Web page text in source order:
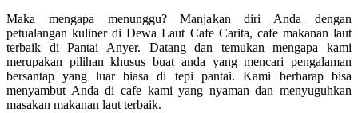
Maka mengapa menunggu? Manjakan diri Anda dengan
petualangan kuliner di Dewa Laut Cafe Carita, cafe makanan laut
terbaik di Pantai Anyer. Datang dan temukan mengapa kami
merupakan pilihan khusus buat anda yang mencari pengalaman
bersantap yang luar biasa di tepi pantai. Kami berharap bisa
menyambut Anda di cafe kami yang nyaman dan menyuguhkan
masakan makanan laut terbaik.